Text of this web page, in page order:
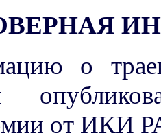
о
от